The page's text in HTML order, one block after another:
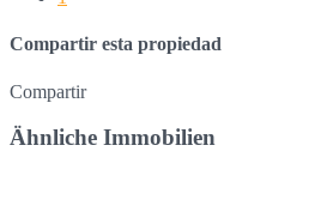
Compartir esta propiedad
Compartir
Ähnliche Immobilien